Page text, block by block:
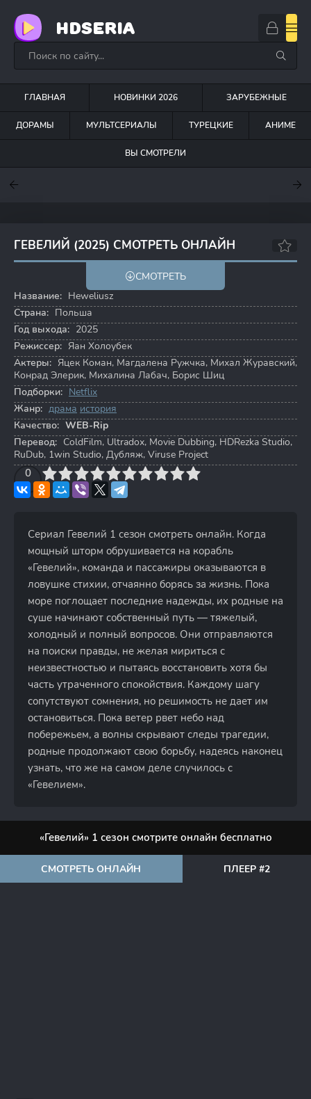
HDSERIA
ГЛАВНАЯ НОВИНКИ 2026 ЗАРУБЕЖНЫЕ
ДОРАМЫ МУЛЬТСЕРИАЛЫ ТУРЕЦКИЕ АНИМЕ
ВЫ СМОТРЕЛИ
ГЕВЕЛИЙ (2025) СМОТРЕТЬ ОНЛАЙН
6.6 7.8
СМОТРЕТЬ
Название: Heweliusz
Страна: Польша
Год выхода: 2025
Режиссер: Яан Холоубек
Актеры: Яцек Коман, Магдалена Ружчка, Михал Журавский,
Конрад Элерик, Михалина Лабач, Борис Шиц
Подборки: Netflix
Жанр: драма история
Качество: WEB-Rip
Перевод: ColdFilm, Ultradox, Movie Dubbing, HDRezka Studio,
RuDub, 1win Studio, Дубляж, Viruse Project
0
4 6 7 8 9 10
Сериал Гевелий 1 сезон смотреть онлайн. Когда
мощный шторм обрушивается на корабль
«Гевелий», команда и пассажиры оказываются в
ловушке стихии, отчаянно борясь за жизнь. Пока
море поглощает последние надежды, их родные на
суше начинают собственный путь — тяжелый,
холодный и полный вопросов. Они отправляются
на поиски правды, не желая мириться с
неизвестностью и пытаясь восстановить хотя бы
часть утраченного спокойствия. Каждому шагу
сопутствуют сомнения, но решимость не дает им
остановиться. Пока ветер рвет небо над
побережьем, а волны скрывают следы трагедии,
родные продолжают свою борьбу, надеясь наконец
узнать, что же на самом деле случилось с
«Гевелием».
«Гевелий» 1 сезон смотрите онлайн бесплатно
СМОТРЕТЬ ОНЛАЙН ПЛЕЕР #2